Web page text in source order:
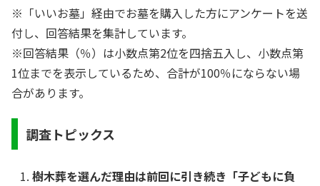
※「いいお墓」経由でお墓を購入した方にアンケートを送
付し、回答結果を集計しています。
※回答結果（％）は小数点第2位を四捨五入し、小数点第
1位までを表示しているため、合計が100％にならない場
合があります。
調査トピックス
樹木葬を選んだ理由は前回に引き続き「子どもに負